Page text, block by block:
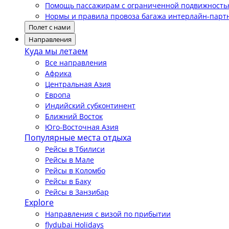
Помощь пассажирам с ограниченной
Нормы и правила провоза багажа интерлайн-
Полет с нами
Направления
Куда мы летаем
Все направления
Африка
Центральная Азия
Европа
Индийский субконтинент
Ближний Восток
Юго-Восточная Азия
Популярные места отдыха
Рейсы в Тбилиси
Рейсы в Мале
Рейсы в Коломбо
Рейсы в Баку
Рейсы в Занзибар
Explore
Направления с визой по прибытии
flydubai Holidays